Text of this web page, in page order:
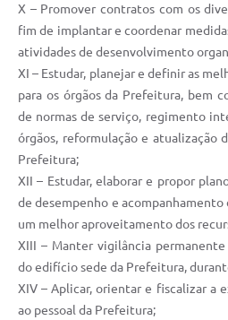
X – Promover contratos com os
fim de implantar e coordenar
atividades de desenvolvimento
XI – Estudar, planejar e definir as
para os órgãos da Prefeitura, bem
de normas de serviço, regimento
órgãos, reformulação e atualização
Prefeitura;
XII – Estudar, elaborar e propor
de desempenho e
um melhor aproveitamento dos
XIII – Manter vigilância
do edifício sede da Prefeitura,
XIV – Aplicar, orientar e fiscalizar a
ao pessoal da Prefeitura;